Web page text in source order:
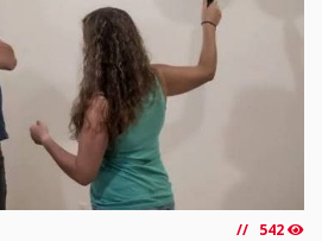
542